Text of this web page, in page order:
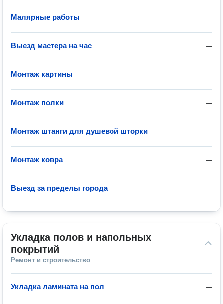
—
Малярные работы
—
Выезд мастера на час
—
Монтаж картины
—
Монтаж полки
—
Монтаж штанги для душевой шторки
—
Монтаж ковра
—
Выезд за пределы города
Укладка полов и напольных
покрытий
Ремонт и строительство
—
Укладка ламината на пол